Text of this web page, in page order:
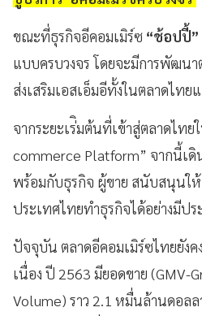
ขณะที่ธุรกิจอีคอมเมิร์ซ “ช้อปปี้”
แบบครบวงจร โดยจะมีการพัฒนา
ส่งเสริมเอสเอ็มอีทั้งในตลาดไทย
จากระยะเร่ิมต้นที่เข้าสู่ตลาดไท
commerce Platform” จากนี้เดิ
พร้อมกับธุรกิจ ผู้ขาย สนับสนุนให้
ประเทศไทยทำธุรกิจได้อย่างมีป
ปัจจุบัน ตลาดอีคอมเมิร์ซไทยยังค
เนื่อง ปี 2563 มียอดขาย (GMV-
Volume) ราว 2.1 หมื่นล้านดอล